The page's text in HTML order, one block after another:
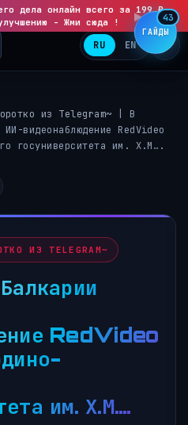
дела онлайн всего за 199 ₽
- Жми сюда !
▶
RU EN
из Telegram~
В
видеонаблюдение RedVideo
госуниверситета им. Х.М….
ИЗ TELEGRAM~
RedVideo
им. Х.М….
ГАЙДЫ
43